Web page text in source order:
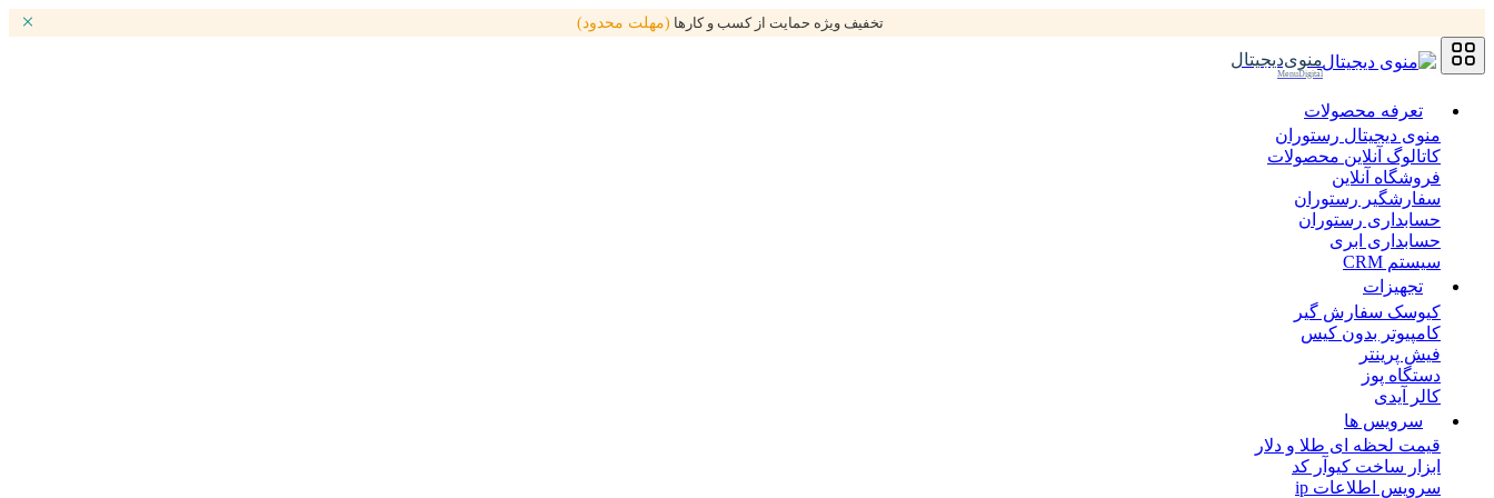
تخفیف ویژه حمایت از کسب و کارها (مهلت محدود)
منوی‌دیجیتال
MenuDigital
تعرفه محصولات
منوی دیجیتال رستوران
کاتالوگ آنلاین محصولات
فروشگاه آنلاین
سفارشگیر رستوران
حسابداری رستوران
حسابداری ابری
سیستم CRM
تجهیزات
کیوسک سفارش گیر
کامپیوتر بدون کیس
فیش پرینتر
دستگاه پوز
کالر آیدی
سرویس ها
قیمت لحظه ای طلا و دلار
ابزار ساخت کیوآر کد
سرویس اطلاعات ip